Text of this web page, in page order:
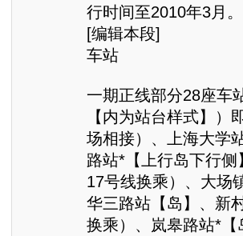
行时间至2010年3月。
[编辑本段]
车站
一期正线部分28座车
【内为站台样式】）
场相接）、上海大学
路站*【上行岛下行
17号线换乘）、大场
华三路站【岛】、新
换乘）、岚皋路站*